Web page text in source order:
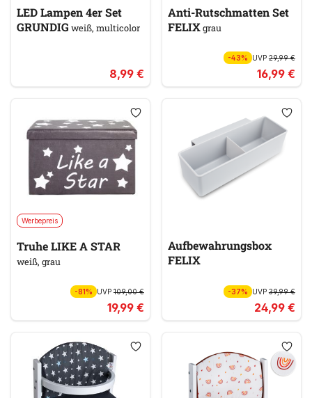
LED Lampen 4er Set
GRUNDIG weiß, multicolor
8,99 €
Anti-Rutschmatten Set
FELIXgrau
-43% UVP29,99 €
16,99 €
Werbepreis
Truhe LIKE A STAR
weiß, grau
-81% UVP 109,00 €
19,99 €
Aufbewahrungsbox
FELIX
-37% UVP39,99 €
24,99 €